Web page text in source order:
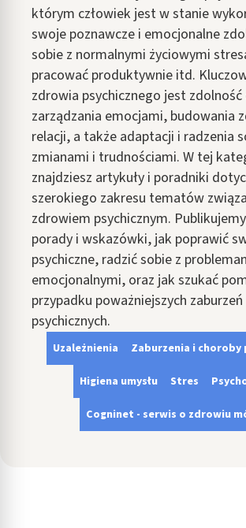
submenu: Sprzęt medyczny
submenu: Intymne
submenu: Wellness
którym człowiek jest w stanie
swoje poznawcze i emocjonalne
sobie z normalnymi życiowymi
pracować produktywnie itd.
zdrowia psychicznego jest zdolność
zarządzania emocjami, budowania
relacji, a także adaptacji i radzenia
zmianami i trudnościami. W tej
znajdziesz artykuły i poradniki
szerokiego zakresu tematów
zdrowiem psychicznym.
porady i wskazówki, jak poprawić
psychiczne, radzić sobie z
emocjonalnymi, oraz jak szukać
przypadku poważniejszych zaburzeń
psychicznych.
Uzależnienia Zaburzenia i choroby
Higiena umysłu Stres
Cogninet - serwis o zdrowiu